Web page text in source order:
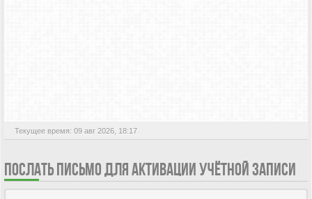
Текущее время: 09 авг 2026, 18:17
ПОСЛАТЬ ПИСЬМО ДЛЯ АКТИВАЦИИ УЧЁТНОЙ ЗАПИСИ